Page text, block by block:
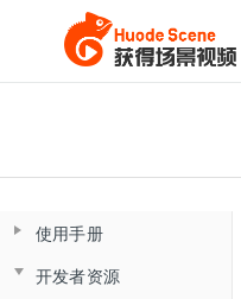
使用手册
控制台操作手册
开发者资源